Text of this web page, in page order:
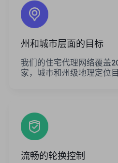
州和城市层面的目标
我们的住宅代理网络覆盖
家，城市和州级地理定位目
流畅的轮换控制